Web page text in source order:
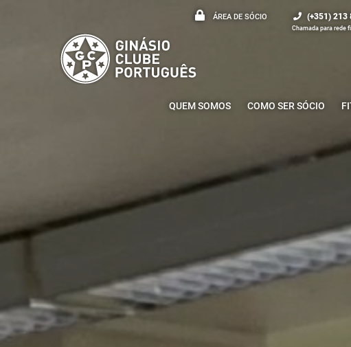
ÁREA DE SÓCIO (+351) 213
Chamada para rede
QUEM SOMOS COMO SER SÓCIO